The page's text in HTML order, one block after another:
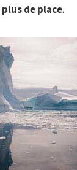
de place.